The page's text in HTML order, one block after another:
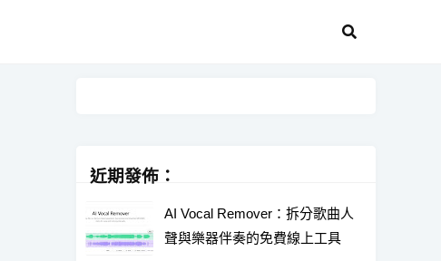
近期發佈：
AI Vocal Remover：拆分歌曲人
聲與樂器伴奏的免費線上工具